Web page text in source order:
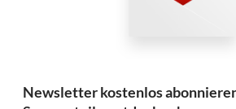
Newsletter kostenlos